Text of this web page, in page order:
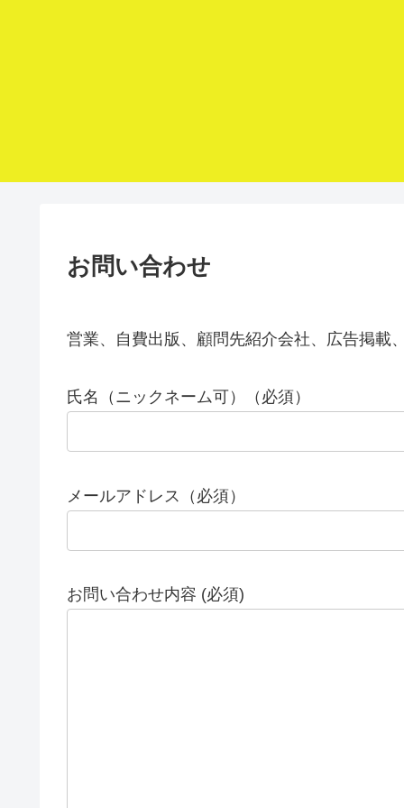
お問い合わせ
営業、自費出版、顧問先紹介会社、広告掲載
氏名（ニックネーム可）（必須）
メールアドレス（必須）
お問い合わせ内容 (必須)